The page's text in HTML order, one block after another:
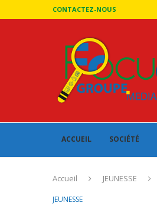
CONTACTEZ-NOUS
ACCUEIL SOCIÉTÉ
Accueil JEUNESSE
JEUNESSE